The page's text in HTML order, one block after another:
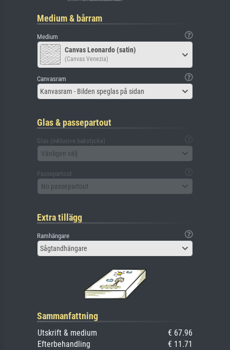
Medium & bårram
Medium
Canvas Leonardo (satin)
(Canvas Venezia)
Canvasram
Kanvasram - Bilden speglas på sidan
Glas & passepartout
Glas (inklusive bakstycke)
Vänligen välj
Passepartout
No passepartout
Extra tillägg
Ramhängare
Sågtandhängare
Sammanfattning
Utskrift & medium
€ 67.96
Efterbehandling
€ 11.71